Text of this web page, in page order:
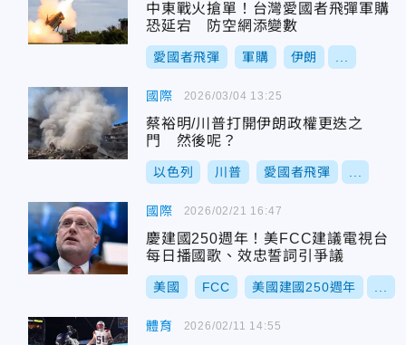
中東戰火搶單！台灣愛國者飛彈軍購
恐延宕 防空網添變數
愛國者飛彈 軍購 伊朗
國際
蔡裕明/川普打開伊朗政權更迭之
門 然後呢？
以色列 川普 愛國者飛彈
2026/03/04 13:25
國際
慶建國250週年！美FCC建議電視台
每日播國歌、效忠誓詞引爭議
美國 FCC 美國建國250週年
2026/02/21 16:47
體育 2026/02/11 14:55